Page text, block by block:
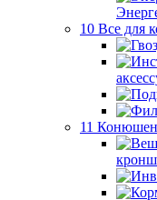
10 Все для
11